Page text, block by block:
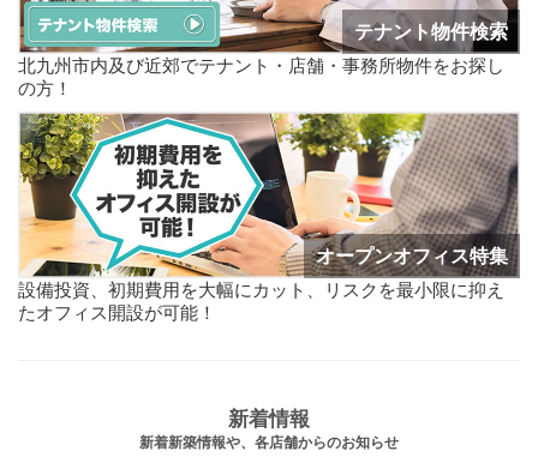
テナント物件検索
北九州市内及び近郊でテナント・店舗・事務所物件をお探し
の方！
オープンオフィス特集
設備投資、初期費用を大幅にカット、リスクを最小限に抑え
たオフィス開設が可能！
新着情報
新着新築情報や、各店舗からのお知らせ